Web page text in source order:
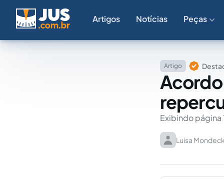
Artigos Notícias Peças
Artigo
Exibindo página
Luisa